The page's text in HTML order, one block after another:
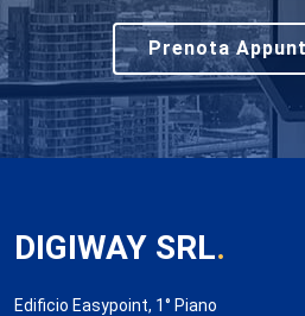
Prenota
DIGIWAY SRL.
Edificio Easypoint, 1° Piano